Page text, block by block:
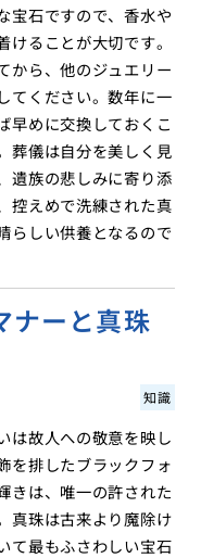
宝石ですので、香水や
ることが大切です。
から、他のジュエリー
てください。数年に一
早めに交換しておくこ
葬儀は自分を美しく見
遺族の悲しみに寄り添
控えめで洗練された真
らしい供養となるので
ナーと真珠
知識
は故人への敬意を映し
を排したブラックフォ
きは、唯一の許された
真珠は古来より魔除け
て最もふさわしい宝石